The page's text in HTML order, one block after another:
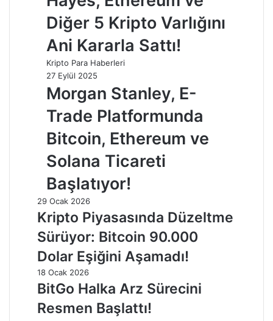
Diğer 5 Kripto Varlığını
Ani Kararla Sattı!
Kripto Para Haberleri
27 Eylül 2025
Morgan Stanley, E-
Trade Platformunda
Bitcoin, Ethereum ve
Solana Ticareti
Başlatıyor!
29 Ocak 2026
Kripto Piyasasında Düzeltme
Sürüyor: Bitcoin 90.000
Dolar Eşiğini Aşamadı!
18 Ocak 2026
BitGo Halka Arz Sürecini
Resmen Başlattı!